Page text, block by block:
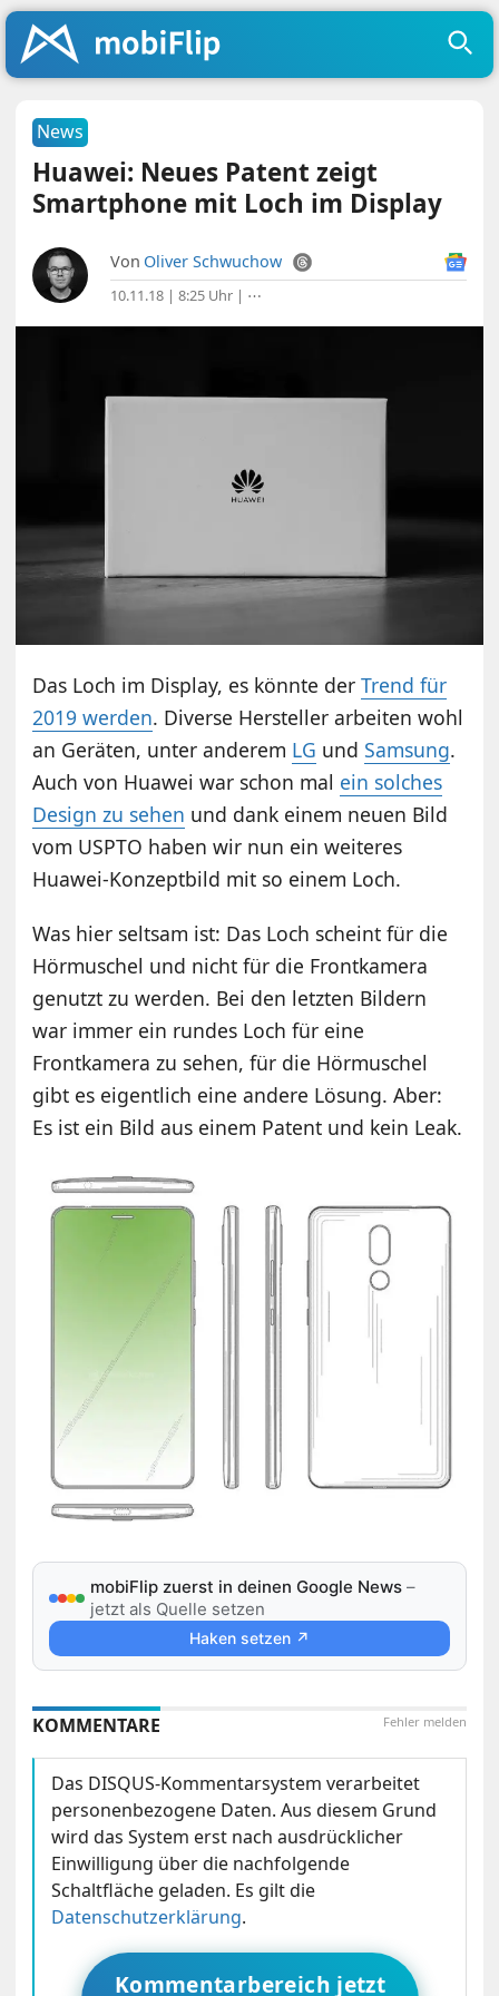
News
Huawei: Neues Patent zeigt
Smartphone mit Loch im Display
Von Oliver Schwuchow
10.11.18 | 8:25 Uhr | ⋯
Das Loch im Display, es könnte derTrend für
2019 werden. Diverse Hersteller arbeiten wohl
an Geräten, unter anderem LG undSamsung.
Auch von Huawei war schon mal ein solches
Design zu sehen und dank einem neuen Bild
vom USPTO haben wir nun ein weiteres
Huawei-Konzeptbild mit so einem Loch.
Was hier seltsam ist: Das Loch scheint für die
Hörmuschel und nicht für die Frontkamera
genutzt zu werden. Bei den letzten Bildern
war immer ein rundes Loch für eine
Frontkamera zu sehen, für die Hörmuschel
gibt es eigentlich eine andere Lösung. Aber:
Es ist ein Bild aus einem Patent und kein Leak.
mobiFlip zuerst in deinen Google News –
jetzt als Quelle setzen
Haken setzen ↗
Fehler melden
KOMMENTARE
Das DISQUS-Kommentarsystem verarbeitet
personenbezogene Daten. Aus diesem Grund
wird das System erst nach ausdrücklicher
Einwilligung über die nachfolgende
Schaltfläche geladen. Es gilt die
Datenschutzerklärung.
Kommentarbereich jetzt